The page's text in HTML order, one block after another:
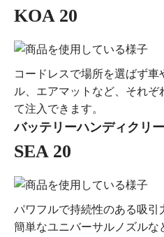
KOA 20
コードレスで場所を選ばず
ル、エアマットなど、それ
て注入できます。
バッテリーハンディクリ
SEA 20
パワフルで持続性のある吸
簡単なユニバーサルノズルな